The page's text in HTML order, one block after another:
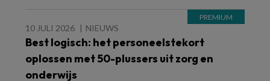
10 JULI 2026 NIEUWS
Best logisch: het personeelstekort
oplossen met 50-plussers uit zorg en
onderwijs